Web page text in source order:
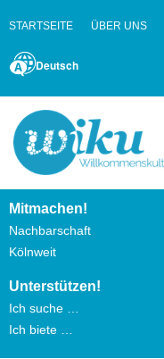
STARTSEITE ÜBER UNS
Deutsch
Mitmachen!
Nachbarschaft
Kölnweit
Unterstützen!
Ich suche …
Ich biete …